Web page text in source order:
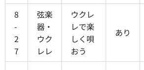
8
-
2
7
弦楽
器・
ウク
レレ
ウクレ
レで楽
しく唄
おう
あり